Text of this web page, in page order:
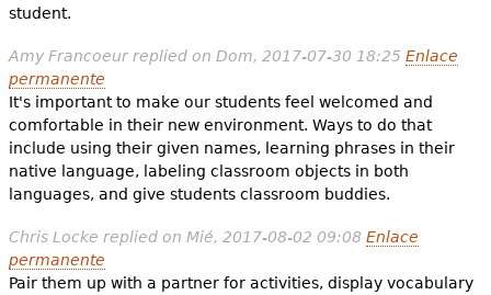
student.
Amy Francoeurreplied on Dom, 2017-07-30 18:25 Enlace
permanente
It's important to make our students feel welcomed and
comfortable in their new environment. Ways to do that
include using their given names, learning phrases in their
native language, labeling classroom objects in both
languages, and give students classroom buddies.
Chris Locke replied on Mié, 2017-08-02 09:08 Enlace
permanente
Pair them up with a partner for activities, display vocabulary